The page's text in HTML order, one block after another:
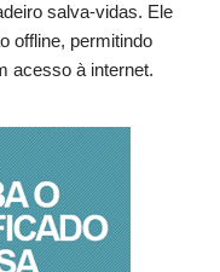
salva-vidas. Ele
offline, permitindo
acesso à internet.